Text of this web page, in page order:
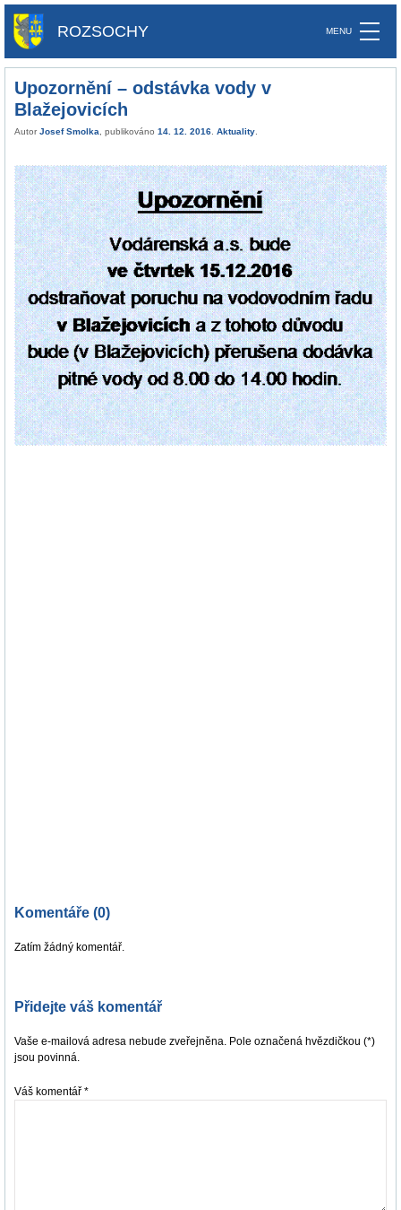
ROZSOCHY
Upozornění – odstávka vody v
Blažejovicích
Autor Josef Smolka , publikováno 14. 12. 2016 Aktuality
Komentáře (0)
Zatím žádný komentář.
Přidejte váš komentář
Vaše e-mailová adresa nebude zveřejněna. Pole označená hvězdičkou (*)
jsou povinná.
Váš komentář *